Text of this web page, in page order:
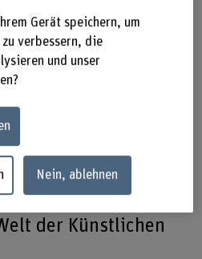
und User. Die
Fähigkeiten
die
können wir Chat
Und wie
KI-Modelle
Digital Snack gibt
der Künstlichen
Gerät speichern, um
verbessern, die
und unser
Nein, ablehnen